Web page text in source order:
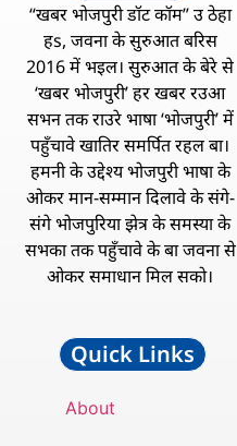
“खबर भोजपुरी डॉट कॉम” उ ठेहा
हs, जवना के सुरुआत बरिस
2016 में भइल। सुरुआत के बेरे से
‘खबर भोजपुरी’ हर खबर रउआ
सभन तक राउरे भाषा ‘भोजपुरी’ में
पहुँचावे खातिर समर्पित रहल बा।
हमनी के उद्देश्य भोजपुरी भाषा के
ओकर मान-सम्मान दिलावे के संगे-
संगे भोजपुरिया झेत्र के समस्या के
सभका तक पहुँचावे के बा जवना से
ओकर समाधान मिल सको।
Quick Links
About